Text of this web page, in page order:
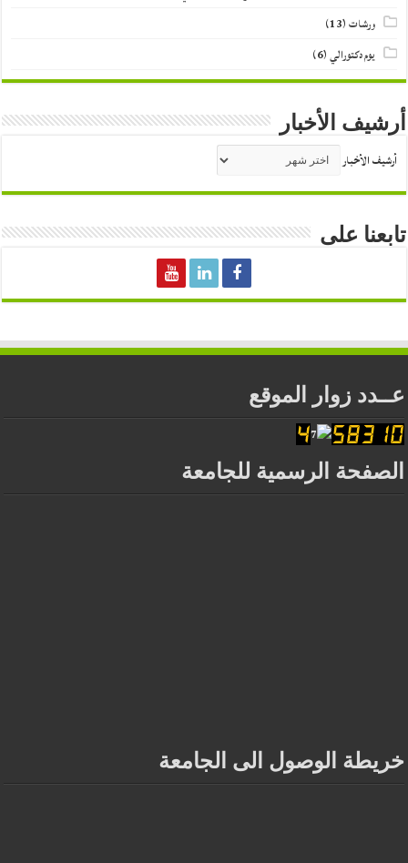
ورشات(13)
يوم دكتورالي(6)
أرشيف الأخبار
أرشيف الأخبار
تابعنا على
عــدد زوار الموقع
الصفحة الرسمية للجامعة
خريطة الوصول الى الجامعة